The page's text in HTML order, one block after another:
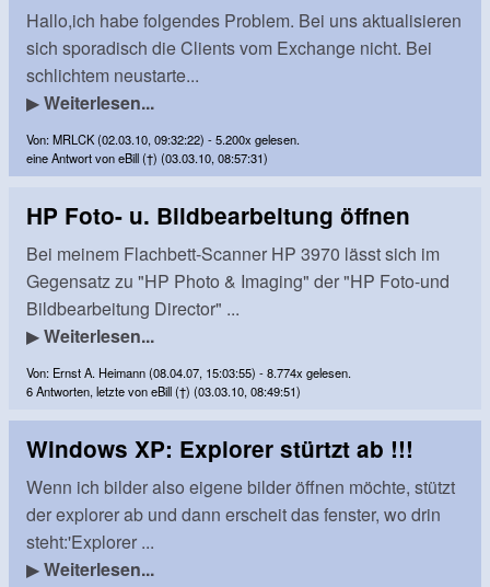
Hallo,ich habe folgendes Problem. Bei uns aktualisieren
sich sporadisch die Clients vom Exchange nicht. Bei
schlichtem neustarte...
▶Weiterlesen...
Von: MRLCK (02.03.10, 09:32:22) - 5.200x gelesen.
eine Antwort von eBill (†) (03.03.10, 08:57:31)
HP Foto- u. Bildbearbeitung öffnen
Bei meinem Flachbett-Scanner HP 3970 lässt sich im
Gegensatz zu "HP Photo & Imaging" der "HP Foto-und
Bildbearbeitung Director" ...
▶Weiterlesen...
Von: Ernst A. Heimann (08.04.07, 15:03:55) - 8.774x gelesen.
6 Antworten, letzte von eBill (†) (03.03.10, 08:49:51)
Windows XP: Explorer stürtzt ab !!!
Wenn ich bilder also eigene bilder öffnen möchte, stützt
der explorer ab und dann erscheit das fenster, wo drin
steht:'Explorer ...
▶Weiterlesen...